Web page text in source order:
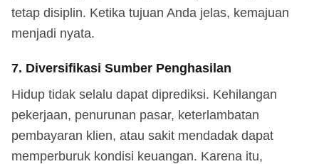
tetap disiplin. Ketika tujuan Anda jelas, kemajuan
menjadi nyata.
7. Diversifikasi Sumber Penghasilan
Hidup tidak selalu dapat diprediksi. Kehilangan
pekerjaan, penurunan pasar, keterlambatan
pembayaran klien, atau sakit mendadak dapat
memperburuk kondisi keuangan. Karena itu,